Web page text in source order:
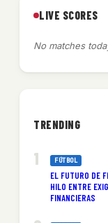
LIVE SCORES
No matches
TRENDING
FÚTBOL
EL FUTURO DE
HILO ENTRE
FINANCIERAS